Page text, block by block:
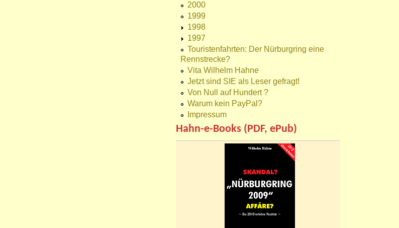
2000
1999
1998
1997
Touristenfahrten: Der Nürburgring eine
Rennstrecke?
Vita Wilhelm Hahne
Jetzt sind SIE als Leser gefragt!
Von Null auf Hundert ?
Warum kein PayPal?
Impressum
Hahn-e-Books (PDF, ePub)